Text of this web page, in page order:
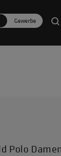
Gewerbe
Polo Damen